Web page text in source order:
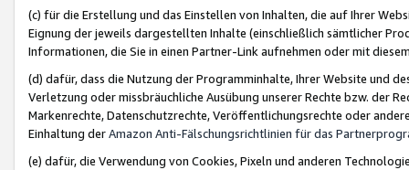
(c) für die Erstellung und das Einstellen von Inhalten, die auf Ihrer
Eignung der jeweils dargestellten Inhalte (einschließlich sämtlicher
Informationen, die Sie in einen Partner-Link aufnehmen oder mit
(d) dafür, dass die Nutzung der Programminhalte, Ihrer Website und
Verletzung oder missbräuchliche Ausübung unserer Rechte bzw. der
Markenrechte, Datenschutzrechte, Veröffentlichungsrechte oder
Einhaltung derAmazon Anti-Fälschungsrichtlinien für das
(e) dafür, die Verwendung von Cookies, Pixeln und anderen